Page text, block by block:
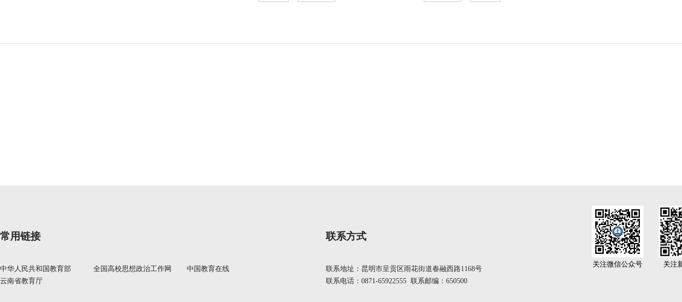
常用链接
中华人民共和国教育部 全国高校思想政治工作网
中国教育在线
云南省教育厅
联系方式
联系地址：昆明市呈贡区雨花街道春融西路1168号
联系电话：0871-65922555 联系邮编：650500
关注微信公众号 关注